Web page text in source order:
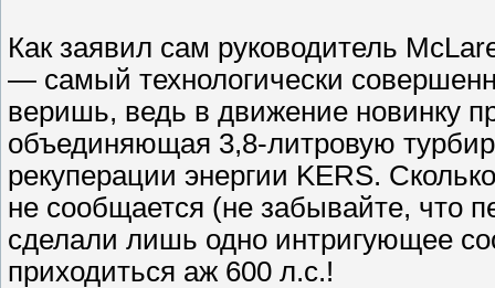
Как заявил сам руководитель
— самый технологически
веришь, ведь в движение новинку
объединяющая 3,8-литровую
рекуперации энергии KERS.
не сообщается (не забывайте, что
сделали лишь одно интригующее
приходиться аж 600 л.с.!